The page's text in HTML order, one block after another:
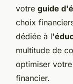
votre guide
choix
dédiée à l'
multitude de
optimiser
financier.